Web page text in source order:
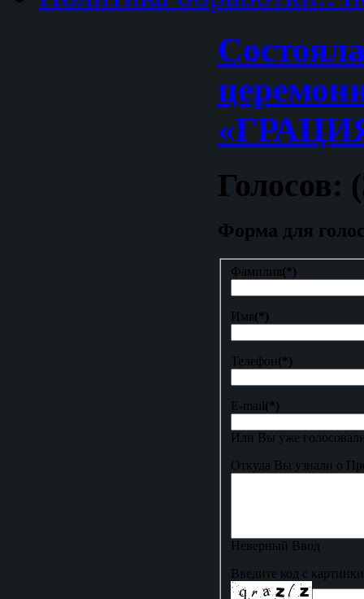
Голосов:
Форма для
Фамилия(*)
Имя(*)
Телефон(*)
E-mail(*)
Или Вы уже
Откуда Вы узнали о
Неверный Ввод
Введите код с картинки